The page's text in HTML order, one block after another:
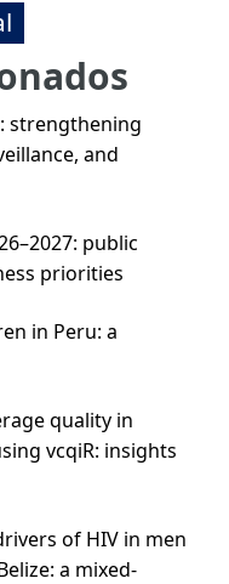
strengthening
and
public
priorities
in Peru: a
quality in
vcqiR: insights
of HIV in men
a mixed-